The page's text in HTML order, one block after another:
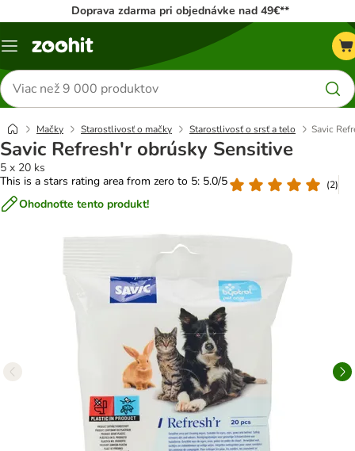
Doprava zdarma pri objednávke nad 49€**
Kategórie
Hľadať
produkty
Mačky Starostlivosť o mačky Starostlivosť o srsť a telo Savic
Savic Refresh'r obrúsky Sensitive
5 x 20 ks
This is a stars rating area from zero to 5: 5.0/5
(2)
Ohodnoťte tento produkt!